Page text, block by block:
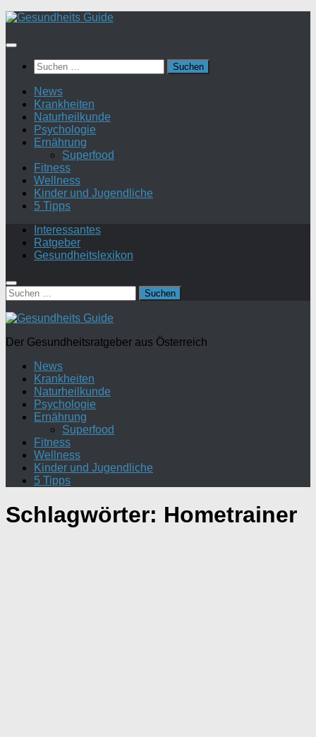
Suchen
nach:
News
Krankheiten
Naturheilkunde
Psychologie
Ernährung
Superfood
Fitness
Wellness
Kinder und Jugendliche
5 Tipps
Interessantes
Ratgeber
Gesundheitslexikon
Suchen
nach:
Der Gesundheitsratgeber aus Österreich
News
Krankheiten
Naturheilkunde
Psychologie
Ernährung
Superfood
Fitness
Wellness
Kinder und Jugendliche
5 Tipps
Schlagwörter: Hometrainer